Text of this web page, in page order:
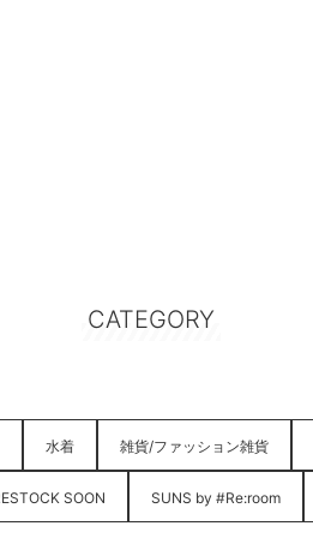
CATEGORY
水着 雑貨/ファッション雑貨
SOON SUNS by #Re:room